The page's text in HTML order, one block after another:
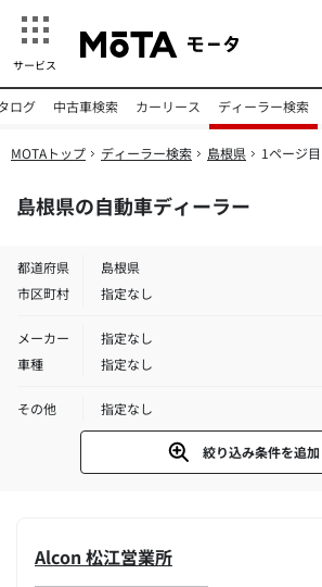
サービス
ログ 中古車検索 カーリース ディーラー検索
MOTAトップ ディーラー検索 島根県 1ページ目
島根県の自動車ディーラー
都道府県
島根県
市区町村
指定なし
メーカー
指定なし
車種
指定なし
その他 指定なし
絞り込み条件を追加
Alcon 松江営業所